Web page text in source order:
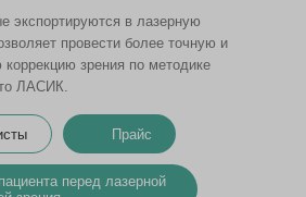
экспортируются в лазерную
провести более точную и
зрения по методике
ЛАСИК.
Прайс
перед лазерной